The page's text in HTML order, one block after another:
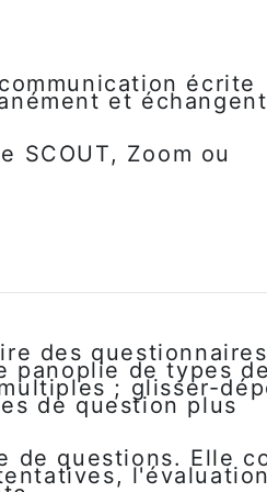
écrite
et
SCOUT, Zoom ou
des
panoplie de types de
; glisser-
de question plus
de questions. Elle